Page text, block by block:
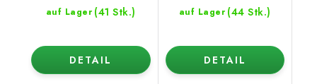
auf Lager (41 Stk.)
DETAIL
auf Lager (44 Stk.)
DETAIL